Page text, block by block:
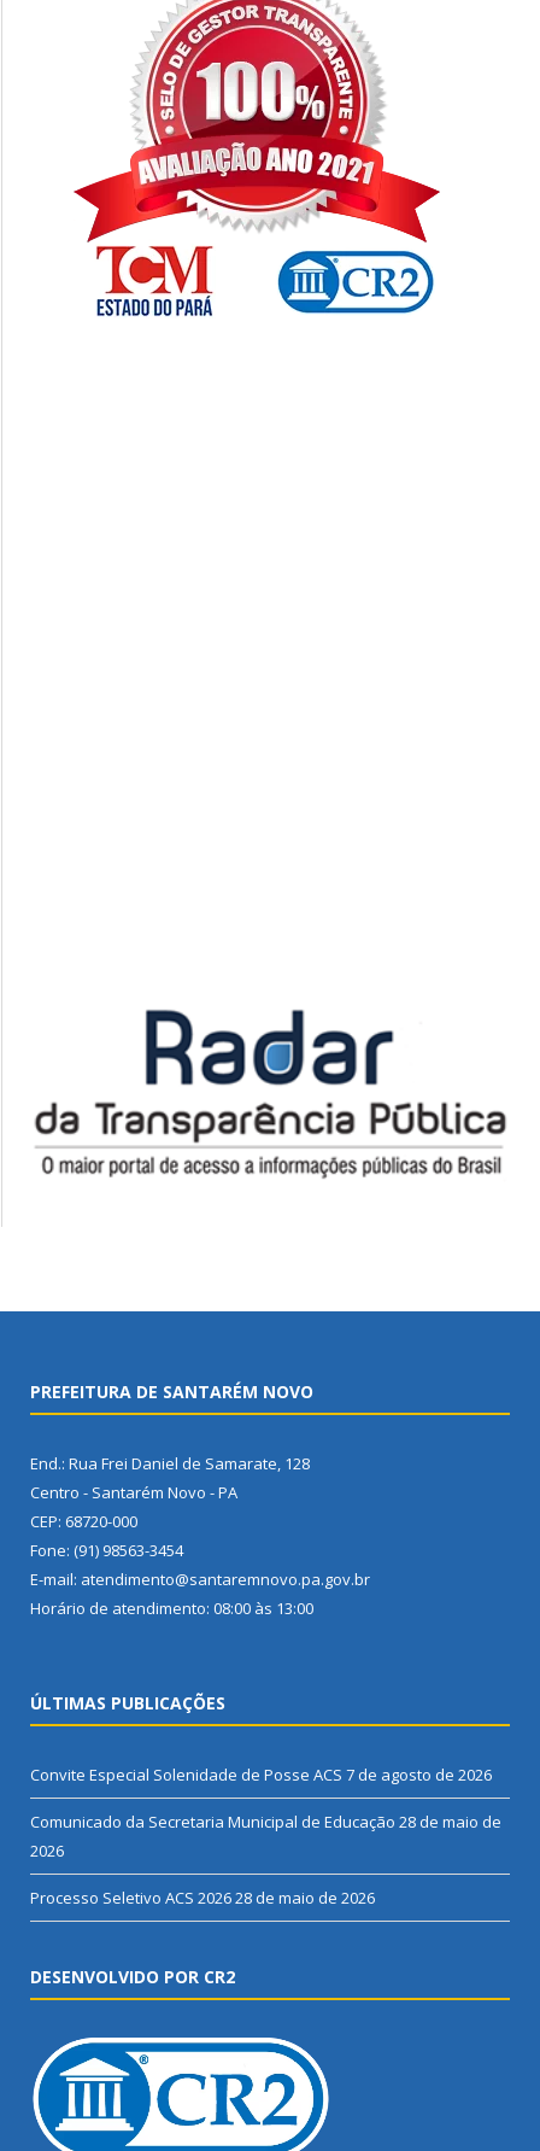
PREFEITURA DE SANTARÉM NOVO
End.: Rua Frei Daniel de Samarate, 128
Centro - Santarém Novo - PA
CEP: 68720-000
Fone: (91) 98563-3454
E-mail: atendimento@santaremnovo.pa.gov.br
Horário de atendimento: 08:00 às 13:00
ÚLTIMAS PUBLICAÇÕES
Convite Especial Solenidade de Posse ACS 7 de agosto de 2026
Comunicado da Secretaria Municipal de Educação 28 de maio de
2026
Processo Seletivo ACS 202628 de maio de 2026
DESENVOLVIDO POR CR2